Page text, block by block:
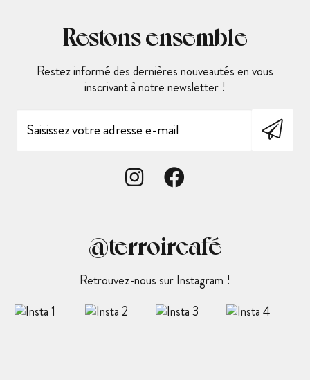
Restons ensemble
Restez informé des dernières nouveautés en vous
inscrivant à notre newsletter !
@terroircafé
Retrouvez-nous sur Instagram !